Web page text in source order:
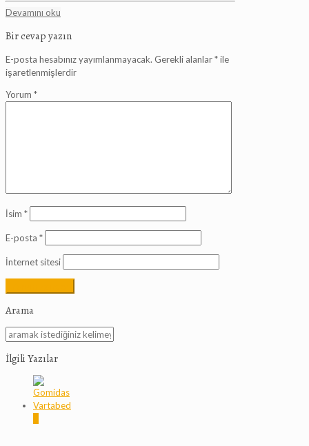
Devamını oku
Bir cevap yazın
E-posta hesabınız yayımlanmayacak. Gerekli alanlar*ile
işaretlenmişlerdir
Yorum *
İsim *
E-posta *
İnternet sitesi
Arama
İlgili Yazılar